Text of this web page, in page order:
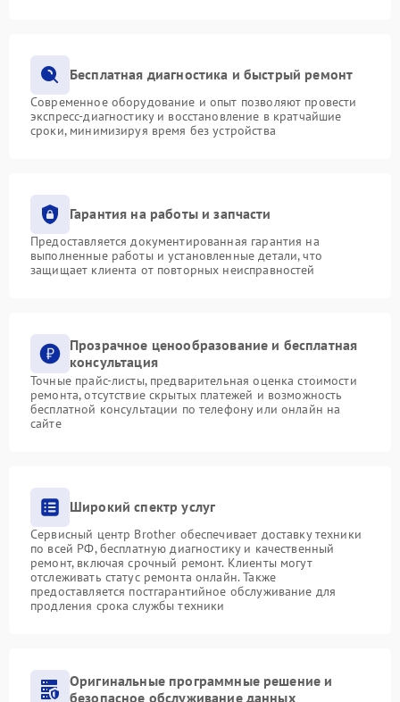
Бесплатная диагностика и быстрый ремонт
Современное оборудование и опыт позволяют провести
экспресс-диагностику и восстановление в кратчайшие
сроки, минимизируя время без устройства
Гарантия на работы и запчасти
Предоставляется документированная гарантия на
выполненные работы и установленные детали, что
защищает клиента от повторных неисправностей
Прозрачное ценообразование и бесплатная
консультация
Точные прайс-листы, предварительная оценка стоимости
ремонта, отсутствие скрытых платежей и возможность
бесплатной консультации по телефону или онлайн на
сайте
Широкий спектр услуг
Сервисный центр Brother обеспечивает доставку техники
по всей РФ, бесплатную диагностику и качественный
ремонт, включая срочный ремонт. Клиенты могут
отслеживать статус ремонта онлайн. Также
предоставляется постгарантийное обслуживание для
продления срока службы техники
Оригинальные программные решение и
безопасное обслуживание данных